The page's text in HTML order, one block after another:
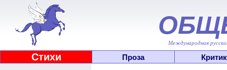
Международная
Стихи Проза